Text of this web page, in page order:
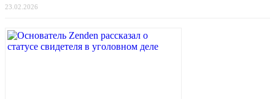
23.02.2026